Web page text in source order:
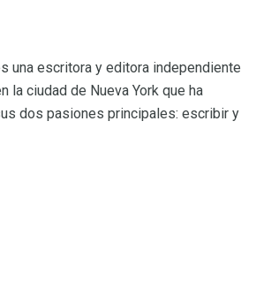
una escritora y editora independiente
la ciudad de Nueva York que ha
dos pasiones principales: escribir y